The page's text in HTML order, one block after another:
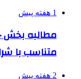
1 هفته پیش
مطالبه بخش
متناسب با
2 هفته پیش